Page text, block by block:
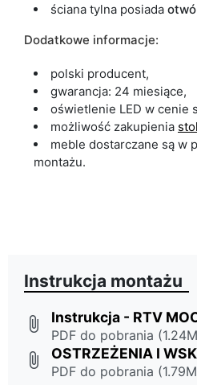
ściana tylna posiada
Dodatkowe informacje:
polski producent,
gwarancja: 24 miesiące,
oświetlenie LED w cenie
możliwość zakupienia
meble dostarczane są w
montażu.
Instrukcja montażu
attach_file Instrukcja - RTV
PDF do pobrania
attach_file OSTRZEŻENIA I
PDF do pobrania